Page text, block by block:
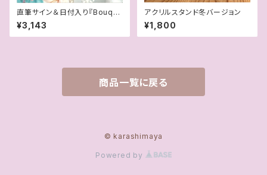
直筆サイン＆日付入り『Bouqu
et Garni』
¥3,143
アクリルスタンド冬バージョン
¥1,800
商品一覧に戻る
© karashimaya
Powered by